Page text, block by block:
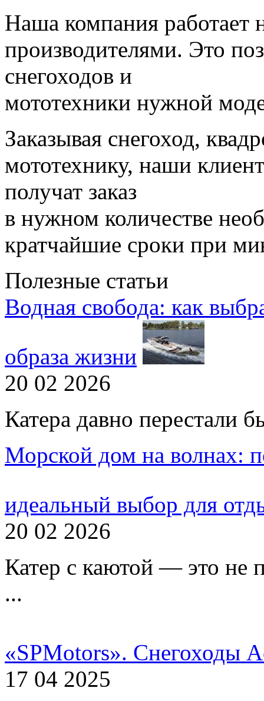
Наша компания работает
производителями. Это
снегоходов и
мототехники нужной
Заказывая снегоход,
мототехнику, наши
получат заказ
в нужном количестве
кратчайшие сроки при
Полезные статьи
Водная свобода: как
образа жизни
20 02 2026
Катера давно перестали
Морской дом на волнах:
идеальный выбор для
20 02 2026
Катер с каютой — это не
...
«SPMotors». Снегоходы
17 04 2025